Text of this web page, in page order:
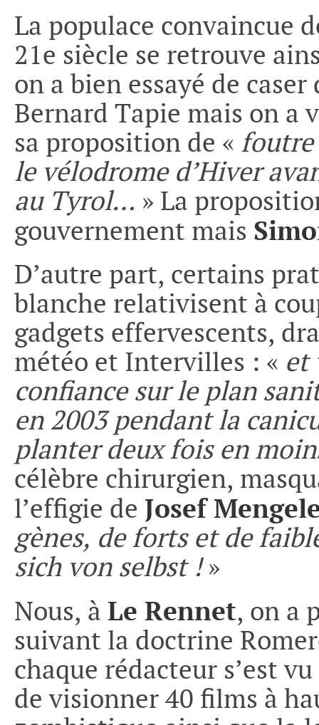
La populace convaincue
21e siècle se retrouve
on a bien essayé de
Bernard Tapie mais on a
sa proposition de « foutre
le vélodrome d’Hiver
au Tyrol… » La
gouvernement mais
D’autre part, certains
blanche relativisent à
gadgets effervescents,
météo et Intervilles : « et
confiance sur le plan
en 2003 pendant la
planter deux fois en
célèbre chirurgien,
l’effigie de Josef
gènes, de forts et de
sich von selbst !»
Nous, à Le Rennet, on a
suivant la doctrine
chaque rédacteur s’est
de visionner 40 films à